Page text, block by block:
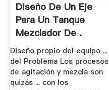
Diseño De Un Eje
Para Un Tanque
Mezclador De .
Diseño propio del equipo ...
del Problema Los procesos
de agitación y mezcla son
quizás ... con los